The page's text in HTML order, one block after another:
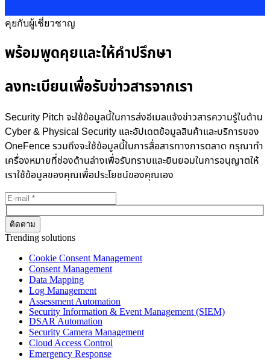
คุยกับผู้เชี่ยวชาญ
พร้อมพูดคุยและให้คำปรึกษา
ลงทะเบียนเพื่อรับข่าวสารจากเรา
Security Pitch จะใช้ข้อมูลนี้ในการส่งอีเมลแจ้งข่าวสารความรู้ในด้าน
Cyber & Physical Security และอัปเดตข้อมูลสินค้าและบริการของ
OneFence รวมถึงจะใช้ข้อมูลนี้ในการสื่อสารทางการตลาด กรุณาทำ
เครื่องหมายที่ช่องด้านล่างเพื่อรับทราบและยินยอมในการอนุญาตให้
เราใช้ข้อมูลของคุณเพื่อประโยชน์ของคุณเอง
Trending solutions
Cookie Consent Management
Consent Management
Data Mapping
Log Management
Assessment Automation
Security Information & Event Management (SIEM)
DSAR Automation
Security Camera Management
Cloud Access Control
Emergency Response